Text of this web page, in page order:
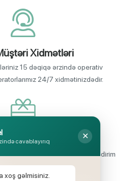
Xidmətləri
15 dəqiqə ərzində operativ
24/7 xidmətinizdədir.
məhsul seçimi
olaraq, yüksək məbləğli endirim
kampaniyaları keçirilir.
cavablayırıq
✕
xoş gəlmisiniz.